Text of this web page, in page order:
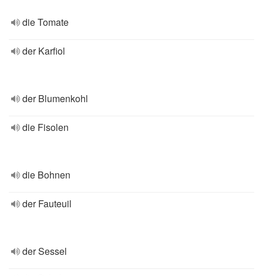
die Tomate
der Karfiol
der Blumenkohl
die Fisolen
die Bohnen
der Fauteuil
der Sessel